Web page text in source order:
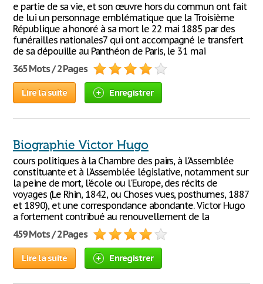
e partie de sa vie, et son œuvre hors du commun ont fait
de lui un personnage emblématique que la Troisième
République a honoré à sa mort le 22 mai 1885 par des
funérailles nationales7 qui ont accompagné le transfert
de sa dépouille au Panthéon de Paris, le 31 mai
365 Mots / 2 Pages
Lire la suite Enregistrer
Biographie Victor Hugo
cours politiques à la Chambre des pairs, à l'Assemblée
constituante et à l'Assemblée législative, notamment sur
la peine de mort, l'école ou l'Europe, des récits de
voyages (Le Rhin, 1842, ou Choses vues, posthumes, 1887
et 1890), et une correspondance abondante. Victor Hugo
a fortement contribué au renouvellement de la
459 Mots / 2 Pages
Lire la suite Enregistrer